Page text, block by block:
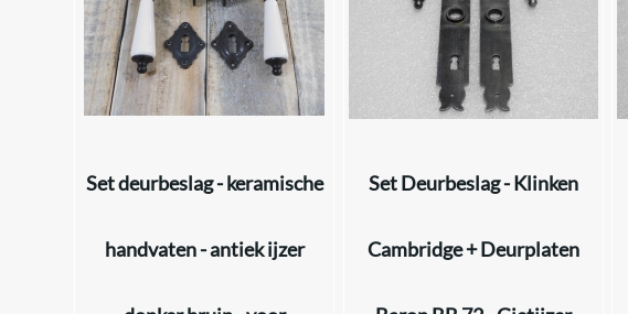
Set deurbeslag - keramische
handvaten - antiek ijzer
Set Deurbeslag - Klinken
Cambridge + Deurplaten